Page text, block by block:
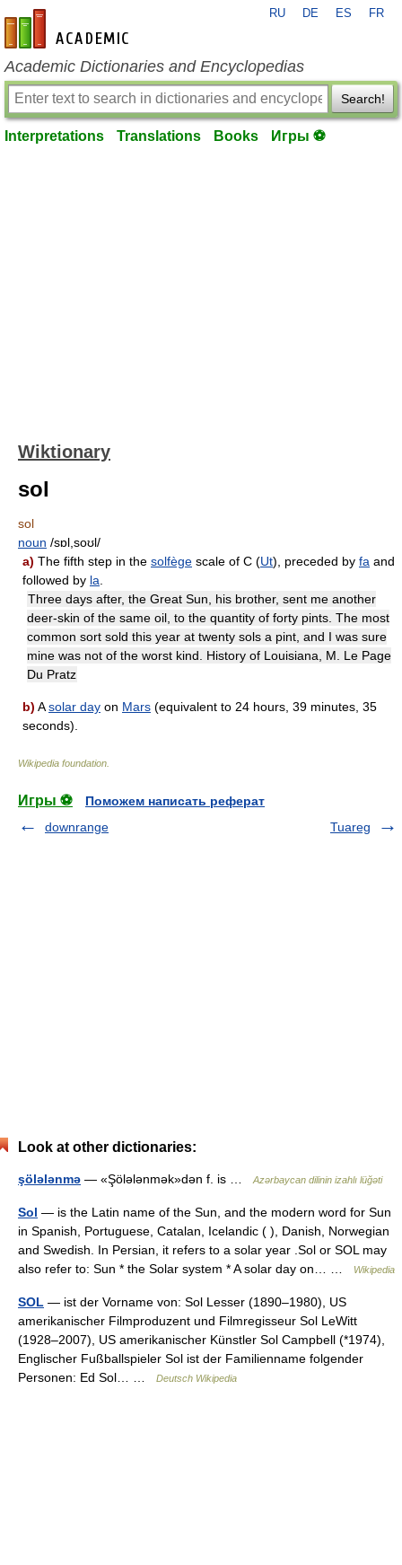
en-academic.com
RU DE ES FR
Academic Dictionaries and Encyclopedias
Search!
Interpretations Translations Books Игры ⚽
Wiktionary
sol
sol
noun /sɒl,soʊl/
a) The fifth step in the solfège scale of C (Ut), preceded by fa and
followed by la
Three days after, the Great Sun, his brother, sent me another
deer-skin of the same oil, to the quantity of forty pints. The most
common sort sold this year at twenty sols a pint, and I was sure
mine was not of the worst kind. History of Louisiana, M. Le Page
Du Pratz
b) Asolar day on Mars (equivalent to 24 hours, 39 minutes, 35
seconds).
Wikipedia foundation
Игры ⚽
Поможем написать реферат
downrange
Tuareg
Look at other dictionaries:
şölələnmə — «Şölələnmək»dən f. is … Azərbaycan dilinin izahlı lüğəti
Sol — is the Latin name of the Sun, and the modern word for Sun
in Spanish, Portuguese, Catalan, Icelandic ( ), Danish, Norwegian
and Swedish. In Persian, it refers to a solar year .Sol or SOL may
also refer to: Sun * the Solar system * A solar day on… …
Wikipedia
SOL — ist der Vorname von: Sol Lesser (1890–1980), US
amerikanischer Filmproduzent und Filmregisseur Sol LeWitt
(1928–2007), US amerikanischer Künstler Sol Campbell (*1974),
Englischer Fußballspieler Sol ist der Familienname folgender
Personen: Ed Sol… …
Deutsch Wikipedia